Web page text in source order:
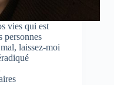
vies qui est
personnes
laissez-moi